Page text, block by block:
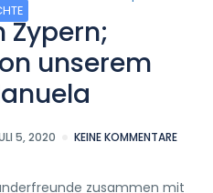
Zypern;
unserem
5, 2020 KEINE KOMMENTARE
zusammen mit